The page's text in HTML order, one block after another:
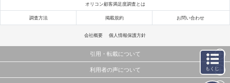
オリコン顧客満足度調査とは
調査方法 掲載規約 お問い合わせ
会社概要 個人情報保護方針
引用・転載について
当サイトで公開されている情報（文字、写真、イラスト、画像データ等）及びこれらの配置・
利用者の声について もくじ